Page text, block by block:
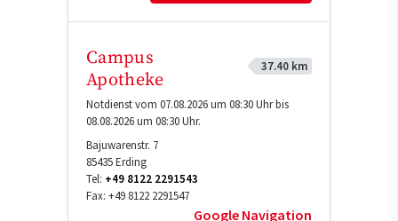
Campus
Apotheke
37.40 km
Notdienst vom 07.08.2026 um 08:30 Uhr bis
08.08.2026 um 08:30 Uhr.
Bajuwarenstr. 7
85435Erding
Tel: +49 8122 2291543
Fax: +49 8122 2291547
Google Navigation